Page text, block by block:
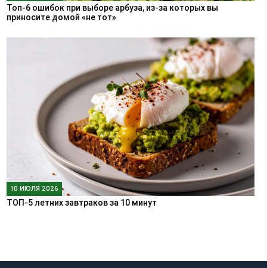
Топ-6 ошибок при выборе арбуза, из-за которых вы
приносите домой «не тот»
10 ИЮЛЯ 2026
ТОП-5 летних завтраков за 10 минут